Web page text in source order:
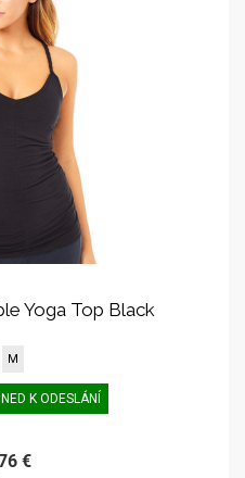
Yoga Top Black
M
K ODESLÁNÍ
€